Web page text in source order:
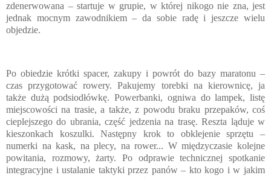
zdenerwowana – startuje w grupie, w której nikogo nie zna, jest
jednak mocnym zawodnikiem – da sobie radę i jeszcze wielu
objedzie.
Po obiedzie krótki spacer, zakupy i powrót do bazy maratonu –
czas przygotować rowery. Pakujemy torebki na kierownicę, ja
także dużą podsiodłówkę. Powerbanki, ogniwa do lampek, listę
miejscowości na trasie, a także, z powodu braku przepaków, coś
cieplejszego do ubrania, część jedzenia na trasę. Reszta ląduje w
kieszonkach koszulki. Następny krok to obklejenie sprzętu –
numerki na kask, na plecy, na rower... W międzyczasie kolejne
powitania, rozmowy, żarty. Po odprawie technicznej spotkanie
integracyjne i ustalanie taktyki przez panów – kto kogo i w jakim